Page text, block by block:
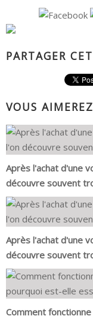
PARTAGER
VOUS
Après l'achat d'une
découvre souvent
Après l'achat d'une
découvre souvent
Comment